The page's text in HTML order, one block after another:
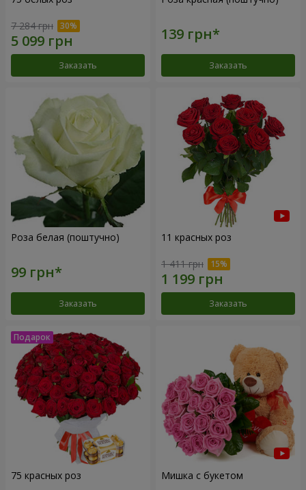
7 284 грн
Заказать Заказать
Роза белая (поштучно)
Заказать
11 красных роз
1 411 грн
Заказать
75 красных роз Мишка с букетом